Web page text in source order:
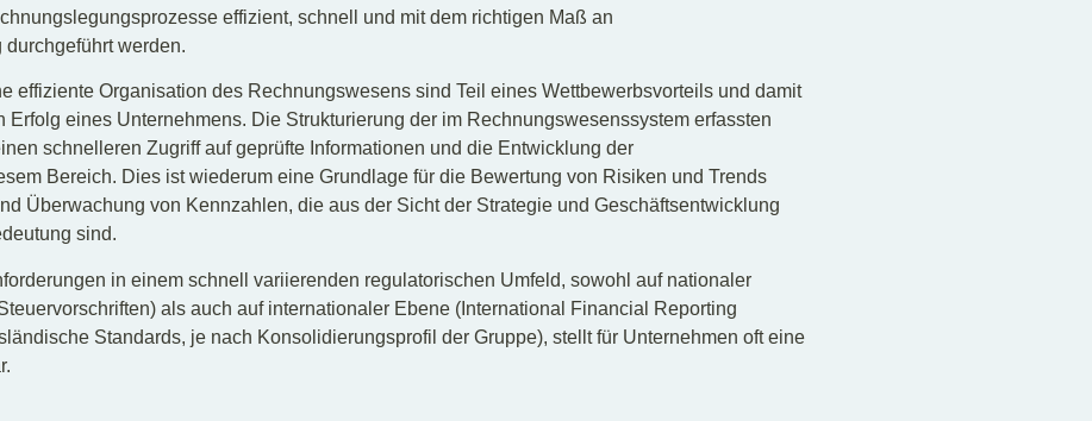
effizient, schnell und mit dem richtigen Maß an
durchgeführt werden.
effiziente Organisation des Rechnungswesens sind Teil eines Wettbewerbsvorteils und damit
Erfolg eines Unternehmens. Die Strukturierung der im Rechnungswesenssystem erfassten
schnelleren Zugriff auf geprüfte Informationen und die Entwicklung der
Bereich. Dies ist wiederum eine Grundlage für die Bewertung von Risiken und Trends
Überwachung von Kennzahlen, die aus der Sicht der Strategie und Geschäftsentwicklung
sind.
in einem schnell variierenden regulatorischen Umfeld, sowohl auf nationaler
als auch auf internationaler Ebene (International Financial Reporting
Standards, je nach Konsolidierungsprofil der Gruppe), stellt für Unternehmen oft eine